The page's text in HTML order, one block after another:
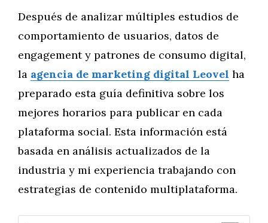
Después de analizar múltiples estudios de
comportamiento de usuarios, datos de
engagement y patrones de consumo digital,
la agencia de marketing digital Leovel ha
preparado esta guía definitiva sobre los
mejores horarios para publicar en cada
plataforma social. Esta información está
basada en análisis actualizados de la
industria y mi experiencia trabajando con
estrategias de contenido multiplataforma.